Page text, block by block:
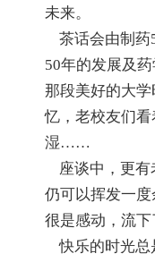
未来。
茶话会由制药
50年的发展及
那段美好的大
忆，老校友们
湿……
座谈中，更有
仍可以挥发一
很是感动，流下
快乐的时光总